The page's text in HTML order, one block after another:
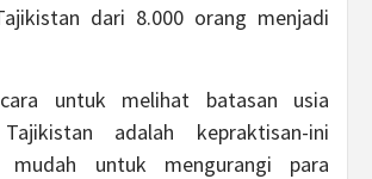
dari 8.000 orang menjadi
untuk melihat batasan usia
adalah kepraktisan-ini
mudah untuk mengurangi para